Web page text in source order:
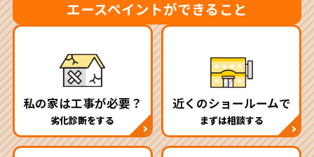
エースペイントができること
私の家は工事が必要？
劣化診断をする
近くのショールームで
まずは相談する